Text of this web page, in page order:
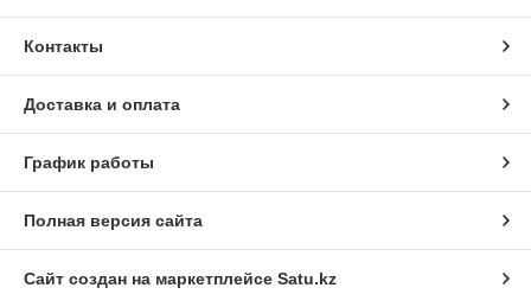
Контакты
Доставка и оплата
График работы
Полная версия сайта
Сайт создан на маркетплейсе Satu.kz